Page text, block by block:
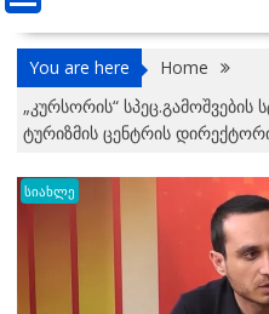
You are here
Home
„კურსორის“
ტურიზმის ცენტრის
სიახლე